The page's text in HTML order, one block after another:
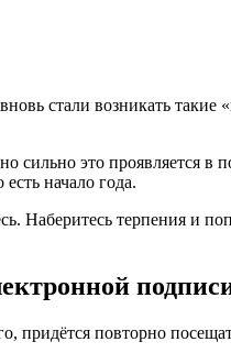
стали возникать
сильно это проявляется в
начало года.
Наберитесь терпения и
придётся повторно